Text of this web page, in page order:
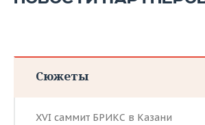
Сюжеты
XVI саммит БРИКС в Казани